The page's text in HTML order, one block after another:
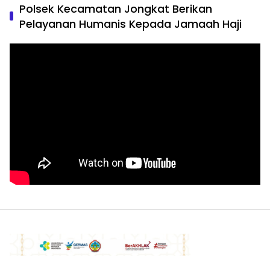
Polsek Kecamatan Jongkat Berikan
Pelayanan Humanis Kepada Jamaah Haji